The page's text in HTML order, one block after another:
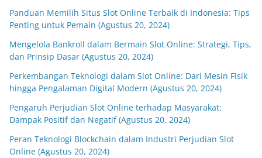
Panduan Memilih Situs Slot Online Terbaik di Indonesia: Tips
Penting untuk Pemain (Agustus 20, 2024)
Mengelola Bankroll dalam Bermain Slot Online: Strategi, Tips,
dan Prinsip Dasar (Agustus 20, 2024)
Perkembangan Teknologi dalam Slot Online: Dari Mesin Fisik
hingga Pengalaman Digital Modern (Agustus 20, 2024)
Pengaruh Perjudian Slot Online terhadap Masyarakat:
Dampak Positif dan Negatif (Agustus 20, 2024)
Peran Teknologi Blockchain dalam Industri Perjudian Slot
Online (Agustus 20, 2024)